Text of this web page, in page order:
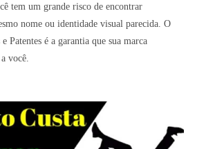
tem um grande risco de encontrar
nome ou identidade visual parecida. O
Patentes é a garantia que sua marca
você.